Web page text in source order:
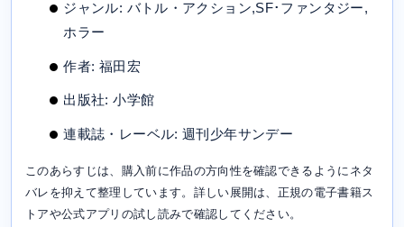
ジャンル: バトル・アクション,SF･ファンタジー,
ホラー
作者: 福田宏
出版社: 小学館
連載誌・レーベル: 週刊少年サンデー
このあらすじは、購入前に作品の方向性を確認できるようにネタ
バレを抑えて整理しています。詳しい展開は、正規の電子書籍ス
トアや公式アプリの試し読みで確認してください。